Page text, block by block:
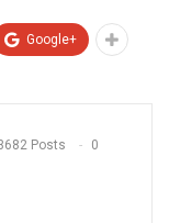
Google+
Posts 0